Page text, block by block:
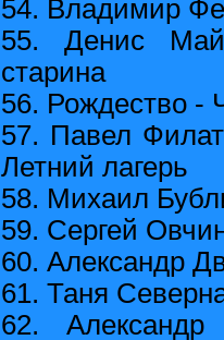
54. Владимир
55. Денис
старина
56. Рождество -
57. Павел
Летний лагерь
58. Михаил
59. Сергей
60. Александр
61. Таня
62.